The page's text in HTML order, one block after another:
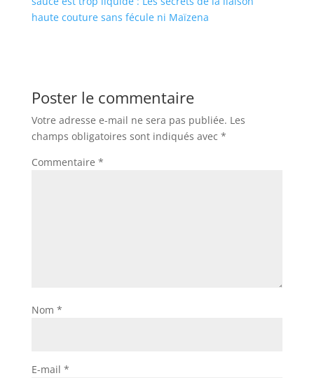
haute couture sans fécule ni Maïzena
Poster le commentaire
Votre adresse e-mail ne sera pas publiée. Les
champs obligatoires sont indiqués avec *
Commentaire *
Nom *
E-mail *